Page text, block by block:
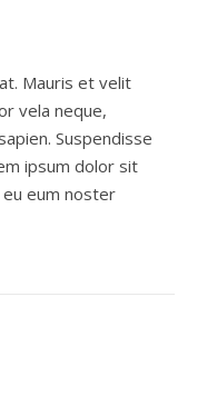
Mauris et velit
vela neque,
Suspendisse
ipsum dolor sit
eum noster